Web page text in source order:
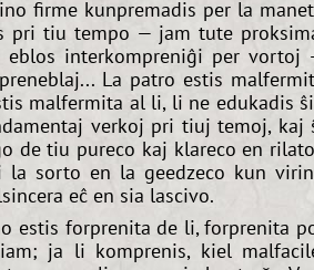
firme kunpremadis per la
pri tiu tempo — jam tute
interkompreniĝi per vortoj
La patro estis
malfermita al li, li ne edukadis
verkoj pri tiuj temoj, kaj
de tiu pureco kaj klareco en
sorto en la geedzeco kun
eĉ en sia lascivo.
estis forprenita de li, forprenita
ja li komprenis, kiel